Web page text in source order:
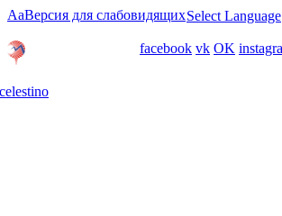
AaВерсия для слабовидящихSelect Language
facebook vk OK